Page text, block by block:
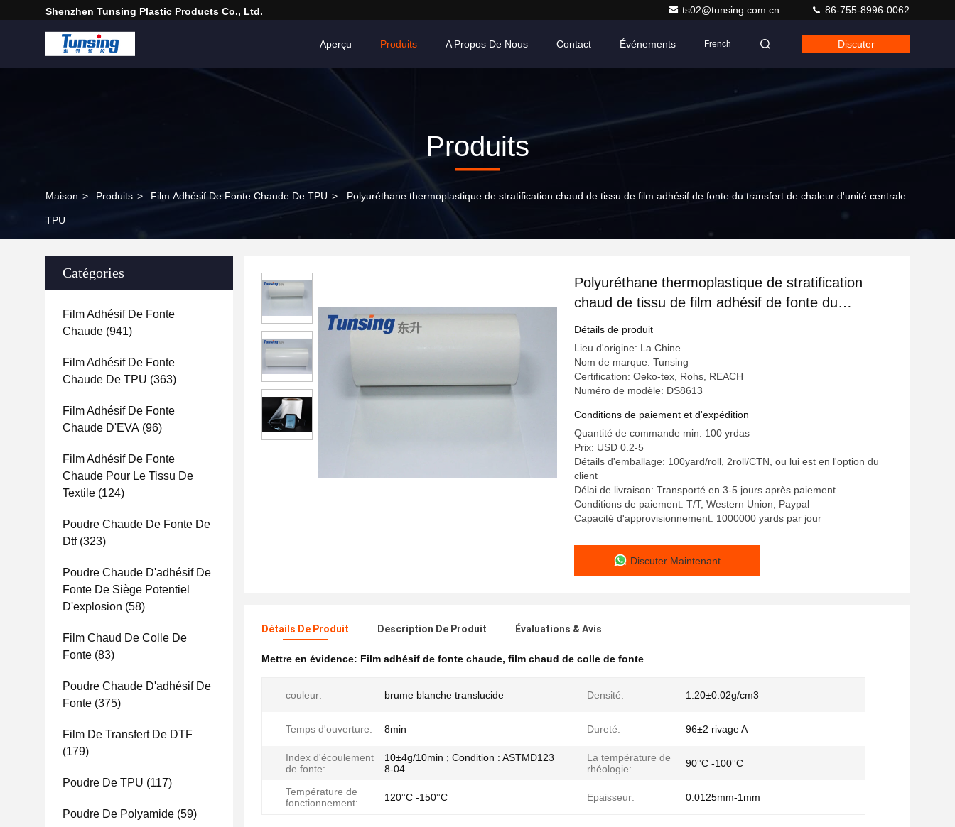
Shenzhen Tunsing Plastic Products Co., Ltd. ts02@tunsing.com.cn 86-755-8996-0062
Aperçu Produits A Propos De Nous Contact Événements French Discuter
Produits
Maison > Produits > Film Adhésif De Fonte Chaude De TPU > Polyuréthane thermoplastique de stratification chaud de tissu de film adhésif de fonte du transfert de chaleur d'unité centrale
TPU
Catégories
Film Adhésif De Fonte
Chaude (941)
Film Adhésif De Fonte
Chaude De TPU (363)
Film Adhésif De Fonte
Chaude D'EVA (96)
Film Adhésif De Fonte
Chaude Pour Le Tissu De
Textile (124)
Poudre Chaude De Fonte De
Dtf(323)
Poudre Chaude D'adhésif De
Fonte De Siège Potentiel
D'explosion (58)
Film Chaud De Colle De
Fonte (83)
Poudre Chaude D'adhésif De
Fonte (375)
Film De Transfert De DTF
(179)
Poudre De TPU (117)
Poudre De Polyamide (59)
Polyuréthane thermoplastique de stratification
chaud de tissu de film adhésif de fonte du
transfert de chaleur d'unité centrale TPU
Détails de produit
Lieu d'origine: La Chine
Nom de marque: Tunsing
Certification: Oeko-tex, Rohs, REACH
Numéro de modèle: DS8613
Conditions de paiement et d'expédition
Quantité de commande min: 100 yrdas
Prix: USD 0.2-5
Détails d'emballage: 100yard/roll, 2roll/CTN, ou lui est en l'option du
client
Délai de livraison: Transporté en 3-5 jours après paiement
Conditions de paiement: T/T, Western Union, Paypal
Capacité d'approvisionnement: 1000000 yards par jour
Discuter Maintenant
Détails De Produit Description De Produit Évaluations & Avis
Mettre en évidence: Film adhésif de fonte chaude, film chaud de colle de fonte
couleur: brume blanche translucide Densité: 1.20±0.02g/cm3
Temps d'ouverture: 8min Dureté: 96±2 rivage A
Index d'écoulement
de fonte:
10±4g/10min ; Condition : ASTMD123
8-04
La température de
rhéologie:
90°C -100°C
Température de
fonctionnement:
120°C -150°C Epaisseur: 0.0125mm-1mm